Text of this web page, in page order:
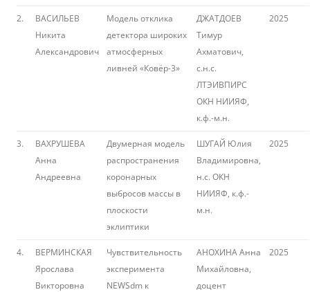
2.
ВАСИЛЬЕВ
Никита
Александрович
Модель отклика
детектора широких
атмосферных
ливней «Ковёр-3»
ДЖАТДОЕВ
Тимур
Ахматович,
с.н.с.
ЛТЭИВПИРС
ОКН НИИЯФ,
к.ф.-м.н.
2025
3.
ВАХРУШЕВА
Анна
Андреевна
Двумерная модель
распространения
коронарных
выбросов массы в
плоскости
эклиптики
ШУГАЙ Юлия
Владимировна,
н.с. ОКН
НИИЯФ, к.ф.-
м.н.
2025
4.
ВЕРМИНСКАЯ
Ярослава
Викторовна
Чувствительность
эксперимента
NEWSdm к
АНОХИНА Анна
Михайловна,
доцент
2025